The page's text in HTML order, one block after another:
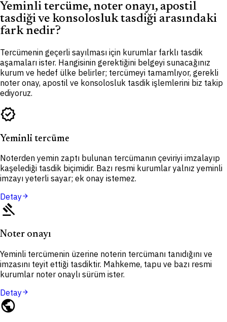
Yeminli tercüme, noter onayı, apostil
tasdiği ve konsolosluk tasdiği arasındaki
fark nedir?
Tercümenin geçerli sayılması için kurumlar farklı tasdik
aşamaları ister. Hangisinin gerektiğini belgeyi sunacağınız
kurum ve hedef ülke belirler; tercümeyi tamamlıyor, gerekli
noter onay, apostil ve konsolosluk tasdik işlemlerini biz takip
ediyoruz.
verified
Yeminli tercüme
Noterden yemin zaptı bulunan tercümanın çeviriyi imzalayıp
kaşelediği tasdik biçimidir. Bazı resmi kurumlar yalnız yeminli
imzayı yeterli sayar; ek onay istemez.
Detayarrow_forward
gavel
Noter onayı
Yeminli tercümenin üzerine noterin tercümanı tanıdığını ve
imzasını teyit ettiği tasdiktir. Mahkeme, tapu ve bazı resmi
kurumlar noter onaylı sürüm ister.
Detayarrow_forward
public